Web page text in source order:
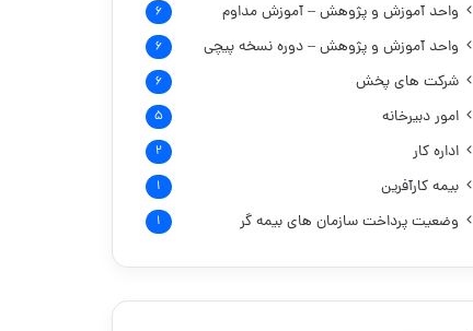
واحد آموزش و پژوهش – آموزش مداوم ۶
واحد آموزش و پژوهش – دوره نسخه پیچی ۶
شرکت های پخش ۶
امور دبیرخانه ۵
اداره کار ۲
بیمه کارآفرین ۱
وضعیت پرداخت سازمان های بیمه گر ۱